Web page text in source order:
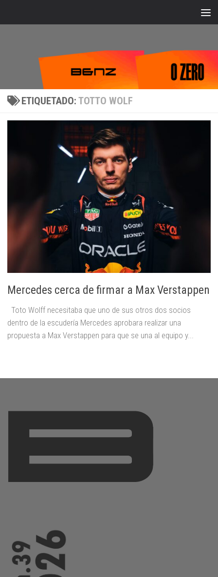
ETIQUETADO: TOTTO WOLF
Mercedes cerca de firmar a Max Verstappen
Toto Wolff necesitaba que uno de sus otros dos socios
dentro de la escudería Mercedes aprobara realizar una
propuesta a Max Verstappen para que se una al equipo y...